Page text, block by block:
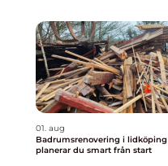
01. aug
Badrumsrenovering i lidköping så
planerar du smart från start